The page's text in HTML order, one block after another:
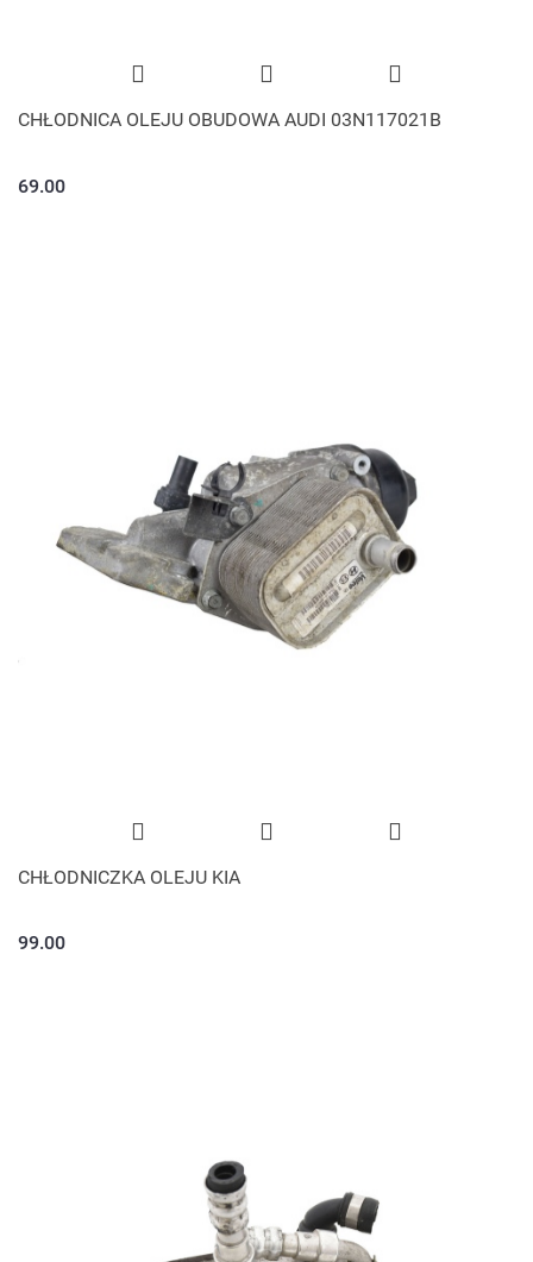
CHŁODNICA OLEJU OBUDOWA AUDI 03N117021B
69.00
CHŁODNICZKA OLEJU KIA
99.00